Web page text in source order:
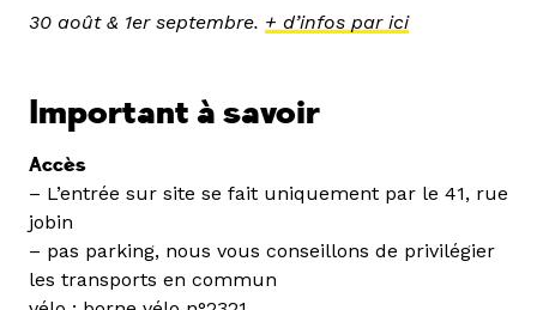
30 août & 1er septembre. + d’infos par ici
Important à savoir
Accès
– L’entrée sur site se fait uniquement par le 41, rue
jobin
– pas parking, nous vous conseillons de privilégier
les transports en commun